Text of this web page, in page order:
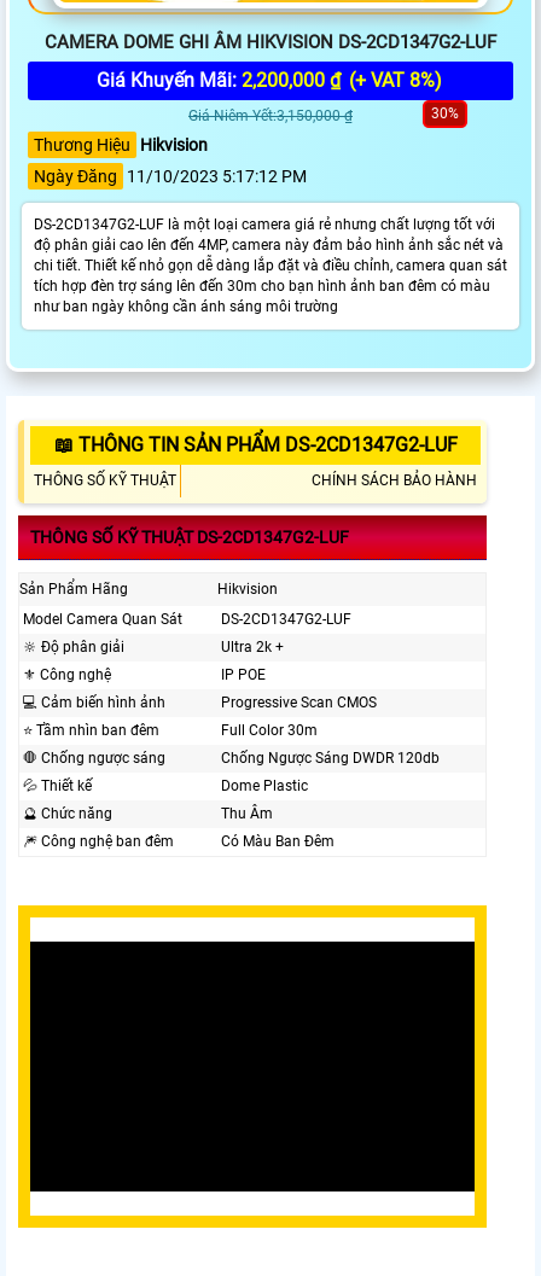
CAMERA DOME GHI ÂM HIKVISION DS-2CD1347G2-LUF
Giá Khuyến Mãi: 2,200,000 ₫ (+ VAT 8%)
Giá Niêm Yết:3,150,000 ₫ 30%
Thương Hiệu
Hikvision
Ngày Đăng
11/10/2023 5:17:12 PM
DS-2CD1347G2-LUF là một loại camera giá rẻ nhưng chất lượng tốt với
độ phân giải cao lên đến 4MP, camera này đảm bảo hình ảnh sắc nét và
chi tiết. Thiết kế nhỏ gọn dễ dàng lắp đặt và điều chỉnh, camera quan sát
tích hợp đèn trợ sáng lên đến 30m cho bạn hình ảnh ban đêm có màu
như ban ngày không cần ánh sáng môi trường
📖 THÔNG TIN SẢN PHẨM DS-2CD1347G2-LUF
THÔNG SỐ KỸ THUẬT CHÍNH SÁCH BẢO HÀNH
THÔNG SỐ KỸ THUẬT DS-2CD1347G2-LUF
Sản Phẩm Hãng
Hikvision
Model Camera Quan Sát
DS-2CD1347G2-LUF
🔆 Độ phân giải
Ultra 2k +
⚜️ Công nghệ
IP POE
💻 Cảm biến hình ảnh
Progressive Scan CMOS
⭐ Tầm nhìn ban đêm
Full Color 30m
🛑 Chống ngược sáng
Chống Ngược Sáng DWDR 120db
💦 Thiết kế
Dome Plastic
🔮 Chức năng
Thu Âm
🎆 Công nghệ ban đêm
Có Màu Ban Ðêm